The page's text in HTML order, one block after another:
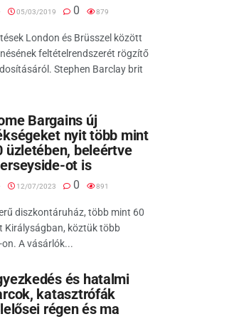
05/03/2019 0 879
London és Brüsszel között
feltételrendszerét rögzítő
Stephen Barclay brit
Bargains új
nyit több mint
üzletében, beleértve
ot is
12/07/2023 0 891
diszkontáruház, több mint 60
Királyságban, köztük több
on. A vásárlók...
és hatalmi
katasztrófák
régen és ma